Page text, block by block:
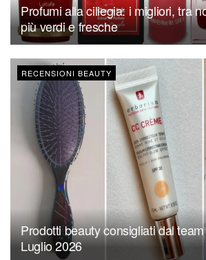
Profumi alla ciliegia: i migliori, tra
più verdi e fresche
RECENSIONI BEAUTY
Prodotti beauty consigliati dal
Luglio 2026